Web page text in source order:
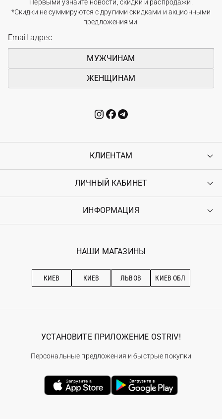
Первыми узнайте новости, скидки и распродажи.
*Скидки не суммируются с другими скидками и акционными
предложениями.
МУЖЧИНАМ
ЖЕНЩИНАМ
КЛИЕНТАМ
Контакты
Возврат
Гарантия
ЛИЧНЫЙ КАБИНЕТ
Войти
Ostriv Club+
ИНФОРМАЦИЯ
Наши магазини
Рекомендации по уходу
НАШИ МАГАЗИНЫ
КИЕВ КИЕВ ЛЬВОВ КИЕВ ОБЛ
УСТАНОВИТЕ ПРИЛОЖЕНИЕ OSTRIV!
Персональные предложения и быстрые покупки